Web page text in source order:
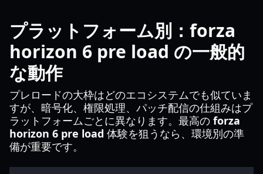
プラットフォーム別：forza
horizon 6 pre load の一般的
な動作
プレロードの大枠はどのエコシステムでも似ていま
すが、暗号化、権限処理、パッチ配信の仕組みはプ
ラットフォームごとに異なります。最高の forza
horizon 6 pre load 体験を狙うなら、環境別の準
備が重要です。